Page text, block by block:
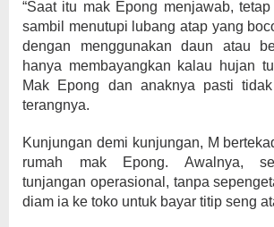
“Saat itu mak Epong menjawab,
sambil menutupi lubang atap yang
dengan menggunakan daun atau
hanya membayangkan kalau hujan
Mak Epong dan anaknya pasti
terangnya.
Kunjungan demi kunjungan, M
rumah mak Epong. Awalnya,
tunjangan operasional, tanpa
diam ia ke toko untuk bayar titip seng